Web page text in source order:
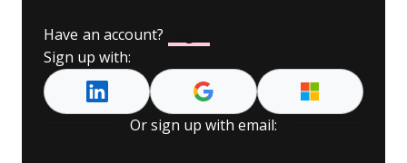
Have an account?
Sign up with:
Or sign up with email: